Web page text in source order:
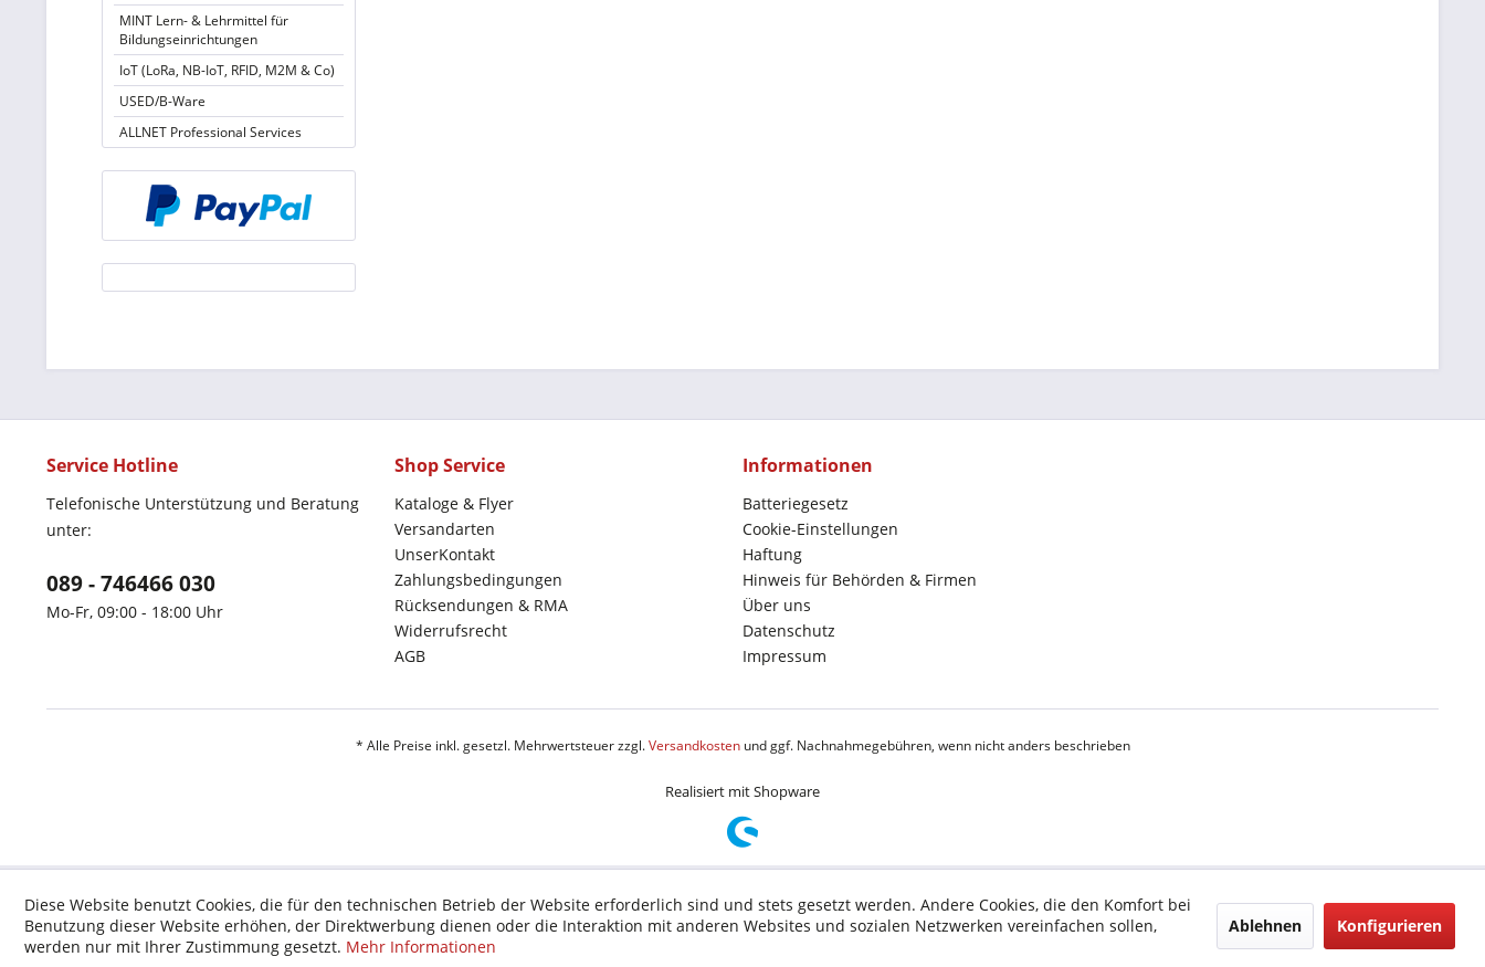
MINT Lern- & Lehrmittel für
Bildungseinrichtungen
IoT (LoRa, NB-IoT, RFID, M2M & Co)
USED/B-Ware
ALLNET Professional Services
Service Hotline
Telefonische Unterstützung und Beratung
unter:
089 - 746466 030
Mo-Fr, 09:00 - 18:00 Uhr
Shop Service
Kataloge & Flyer
Versandarten
UnserKontakt
Zahlungsbedingungen
Rücksendungen & RMA
Widerrufsrecht
AGB
Informationen
Batteriegesetz
Cookie-Einstellungen
Haftung
Hinweis für Behörden & Firmen
Über uns
Datenschutz
Impressum
* Alle Preise inkl. gesetzl. Mehrwertsteuer zzgl.Versandkostenund ggf. Nachnahmegebühren, wenn nicht anders beschrieben
Realisiert mit Shopware
Diese Website benutzt Cookies, die für den technischen Betrieb der Website erforderlich sind und stets gesetzt werden. Andere Cookies, die den Komfort bei
Benutzung dieser Website erhöhen, der Direktwerbung dienen oder die Interaktion mit anderen Websites und sozialen Netzwerken vereinfachen sollen,
werden nur mit Ihrer Zustimmung gesetzt. Mehr Informationen
Ablehnen Konfigurieren